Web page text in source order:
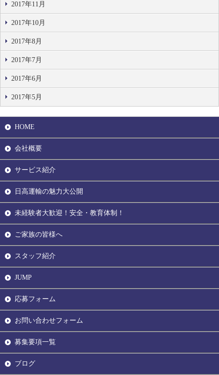
2017年11月
2017年10月
2017年8月
2017年7月
2017年6月
2017年5月
HOME
会社概要
サービス紹介
日高運輸の魅力大公開
未経験者大歓迎！安全・教育体制！
ご家族の皆様へ
スタッフ紹介
JUMP
応募フォーム
お問い合わせフォーム
募集要項一覧
ブログ